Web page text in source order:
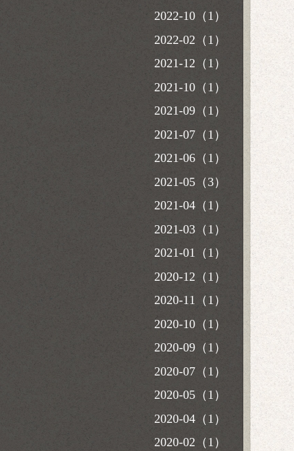
2022-10（1）
2022-02（1）
2021-12（1）
2021-10（1）
2021-09（1）
2021-07（1）
2021-06（1）
2021-05（3）
2021-04（1）
2021-03（1）
2021-01（1）
2020-12（1）
2020-11（1）
2020-10（1）
2020-09（1）
2020-07（1）
2020-05（1）
2020-04（1）
2020-02（1）